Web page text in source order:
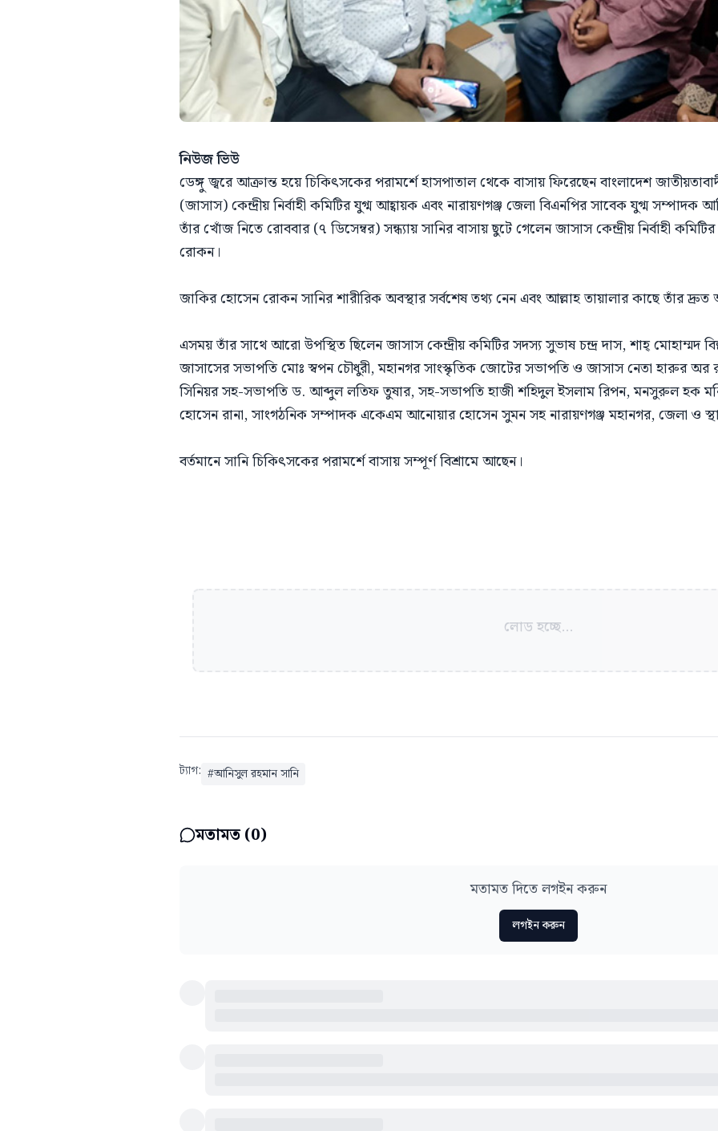
নিউজ ভিউ
ডেঙ্গু জ্বরে আক্রান্ত হয়ে চিকিৎসকের পরামর্শে হাসপাতাল থেকে বাসায় ফিরেছেন বাংলাদেশ
(জাসাস) কেন্দ্রীয় নির্বাহী কমিটির যুগ্ম আহ্বায়ক এবং নারায়ণগঞ্জ জেলা বিএনপির সাবেক যুগ্ম
তাঁর খোঁজ নিতে রোববার (৭ ডিসেম্বর) সন্ধ্যায় সানির বাসায় ছুটে গেলেন জাসাস কেন্দ্রীয় নির্বাহী
রোকন।
জাকির হোসেন রোকন সানির শারীরিক অবস্থার সর্বশেষ তথ্য নেন এবং আল্লাহ তায়ালার কাছে তাঁর
এসময় তাঁর সাথে আরো উপস্থিত ছিলেন জাসাস কেন্দ্রীয় কমিটির সদস্য সুভাষ চন্দ্র দাস, শাহ্ মোহাম্মদ
জাসাসের সভাপতি মোঃ স্বপন চৌধুরী, মহানগর সাংস্কৃতিক জোটের সভাপতি ও জাসাস নেতা হারুর
সিনিয়র সহ-সভাপতি ড. আব্দুল লতিফ তুষার, সহ-সভাপতি হাজী শহিদুল ইসলাম রিপন, মনসুরুল হক
হোসেন রানা, সাংগঠনিক সম্পাদক একেএম আনোয়ার হোসেন সুমন সহ নারায়ণগঞ্জ মহানগর, জেলা ও
বর্তমানে সানি চিকিৎসকের পরামর্শে বাসায় সম্পূর্ণ বিশ্রামে আছেন।
লোড হচ্ছে...
ট্যাগ: #আনিসুল রহমান সানি
মতামত (0)
মতামত দিতে লগইন করুন
লগইন করুন